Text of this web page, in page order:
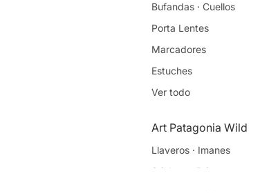
Bufandas · Cuellos
Porta Lentes
Marcadores
Estuches
Ver todo
Art Patagonia Wild
Llaveros · Imanes
Stickers · Prints